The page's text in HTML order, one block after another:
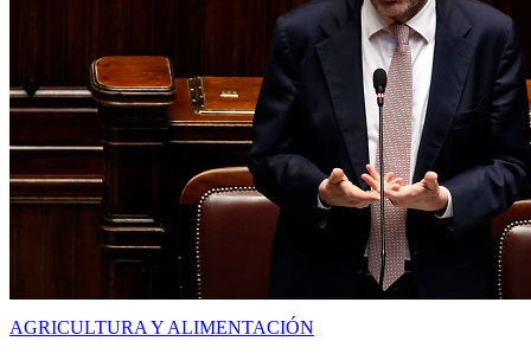
AGRICULTURA Y ALIMENTACIÓN